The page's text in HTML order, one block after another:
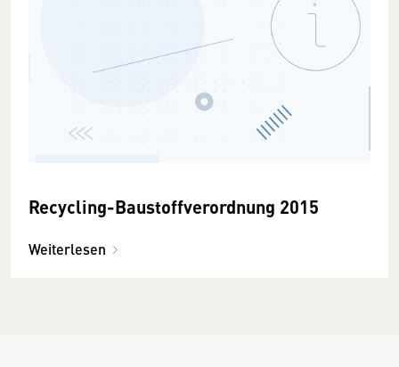
Recycling-Baustoffverordnung 2015
Weiterlesen